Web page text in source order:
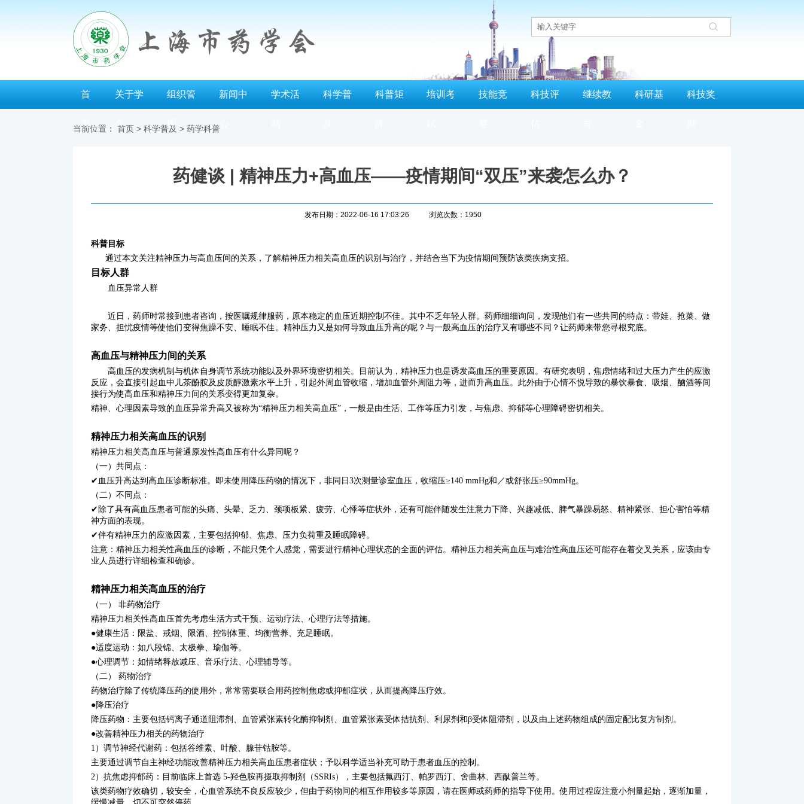
首
页
关于学
会
组织管
理
新闻中
心
学术活 科学普 科普矩 培训考 技能竞 科技评 继续教 科研基 科技奖
当前位置： 首页 > 科学普及 > 药学科普
药健谈 | 精神压力+高血压——疫情期间“双压”来袭怎么办？
发布日期：2022-06-16 17:03:26 浏览次数：1950
科普目标
通过本文关注精神压力与高血压间的关系，了解精神压力相关高血压的识别与治疗，并结合当下为疫情期间预防该类疾病支招。
目标人群
血压异常人群
近日，药师时常接到患者咨询，按医嘱规律服药，原本稳定的血压近期控制不佳。其中不乏年轻人群。药师细细询问，发现他们有一些共同的特点：带娃、抢菜、做
家务、担忧疫情等使他们变得焦躁不安、睡眠不佳。精神压力又是如何导致血压升高的呢？与一般高血压的治疗又有哪些不同？让药师来带您寻根究底。
高血压与精神压力间的关系
高血压的发病机制与机体自身调节系统功能以及外界环境密切相关。目前认为，精神压力也是诱发高血压的重要原因。有研究表明，焦虑情绪和过大压力产生的应激
反应，会直接引起血中儿茶酚胺及皮质醇激素水平上升，引起外周血管收缩，增加血管外周阻力等，进而升高血压。此外由于心情不悦导致的暴饮暴食、吸烟、酗酒等间
接行为使高血压和精神压力间的关系变得更加复杂。
精神、心理因素导致的血压异常升高又被称为“精神压力相关高血压”，一般是由生活、工作等压力引发，与焦虑、抑郁等心理障碍密切相关。
精神压力相关高血压的识别
精神压力相关高血压与普通原发性高血压有什么异同呢？
（一）共同点：
✔血压升高达到高血压诊断标准。即未使用降压药物的情况下，非同日3次测量诊室血压，收缩压≥140 mmHg和／或舒张压≥90mmHg。
（二）不同点：
✔除了具有高血压患者可能的头痛、头晕、乏力、颈项板紧、疲劳、心悸等症状外，还有可能伴随发生注意力下降、兴趣减低、脾气暴躁易怒、精神紧张、担心害怕等精
神方面的表现。
✔伴有精神压力的应激因素，主要包括抑郁、焦虑、压力负荷重及睡眠障碍。
注意：精神压力相关性高血压的诊断，不能只凭个人感觉，需要进行精神心理状态的全面的评估。精神压力相关高血压与难治性高血压还可能存在着交叉关系，应该由专
业人员进行详细检查和确诊。
精神压力相关高血压的治疗
（一） 非药物治疗
精神压力相关性高血压首先考虑生活方式干预、运动疗法、心理疗法等措施。
●健康生活：限盐、戒烟、限酒、控制体重、均衡营养、充足睡眠。
●适度运动：如八段锦、太极拳、瑜伽等。
●心理调节：如情绪释放减压、音乐疗法、心理辅导等。
（二） 药物治疗
药物治疗除了传统降压药的使用外，常常需要联合用药控制焦虑或抑郁症状，从而提高降压疗效。
●降压治疗
降压药物：主要包括钙离子通道阻滞剂、血管紧张素转化酶抑制剂、血管紧张素受体拮抗剂、利尿剂和β受体阻滞剂，以及由上述药物组成的固定配比复方制剂。
●改善精神压力相关的药物治疗
1）调节神经代谢药：包括谷维素、叶酸、腺苷钴胺等。
主要通过调节自主神经功能改善精神压力相关高血压患者症状；予以科学适当补充可助于患者血压的控制。
2）抗焦虑抑郁药：目前临床上首选 5-羟色胺再摄取抑制剂（SSRIs），主要包括氟西汀、帕罗西汀、舍曲林、西酞普兰等。
该类药物疗效确切，较安全，心血管系统不良反应较少，但由于药物间的相互作用较多等原因，请在医师或药师的指导下使用。使用过程应注意小剂量起始，逐渐加量，